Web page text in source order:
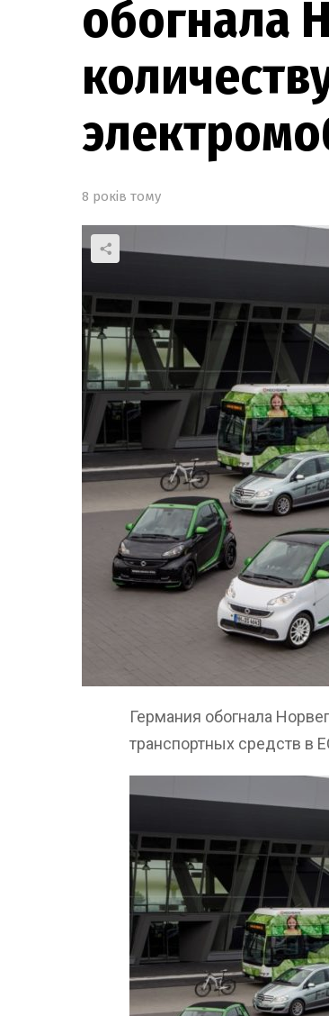
обогнала
8 років тому
Германия обогнала
транспортных средств в